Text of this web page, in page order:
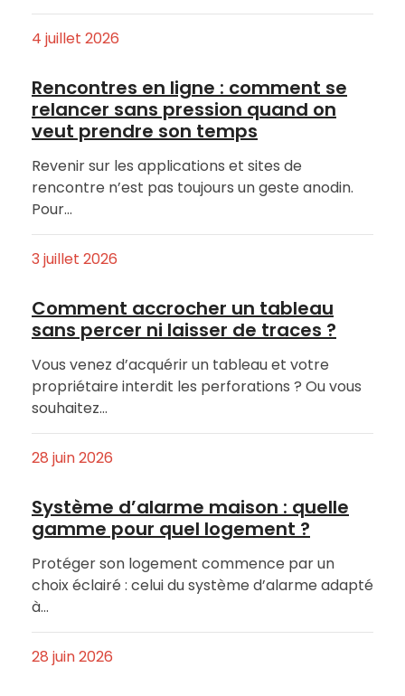
4 juillet 2026
Rencontres en ligne : comment se
relancer sans pression quand on
veut prendre son temps
Revenir sur les applications et sites de
rencontre n’est pas toujours un geste anodin.
Pour…
3 juillet 2026
Comment accrocher un tableau
sans percer ni laisser de traces ?
Vous venez d’acquérir un tableau et votre
propriétaire interdit les perforations ? Ou vous
souhaitez…
28 juin 2026
Système d’alarme maison : quelle
gamme pour quel logement ?
Protéger son logement commence par un
choix éclairé : celui du système d’alarme adapté
à…
28 juin 2026